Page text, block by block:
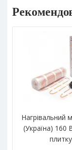
Нагрівальний
(Україна) 160
плитку